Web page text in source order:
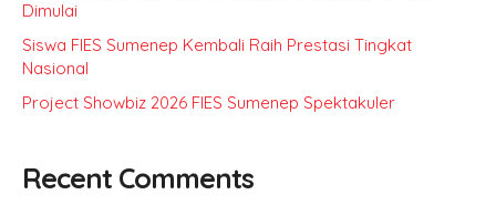
Dimulai
Siswa FIES Sumenep Kembali Raih Prestasi Tingkat
Nasional
Project Showbiz 2026 FIES Sumenep Spektakuler
Recent Comments